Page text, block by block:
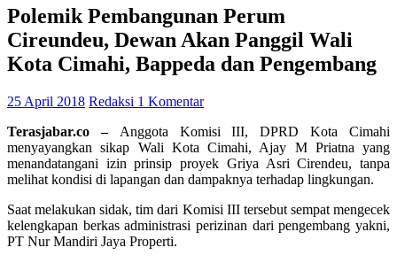
Polemik Pembangunan Perum
Cireundeu, Dewan Akan Panggil Wali
Kota Cimahi, Bappeda dan Pengembang
25 April 2018 Redaksi 1 Komentar
Terasjabar.co –Anggota Komisi III, DPRD Kota Cimahi
menyayangkan sikap Wali Kota Cimahi, Ajay M Priatna yang
menandatangani izin prinsip proyek Griya Asri Cirendeu, tanpa
melihat kondisi di lapangan dan dampaknya terhadap lingkungan.
Saat melakukan sidak, tim dari Komisi III tersebut sempat mengecek
kelengkapan berkas administrasi perizinan dari pengembang yakni,
PT Nur Mandiri Jaya Properti.